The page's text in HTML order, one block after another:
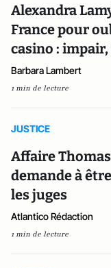
Alexandra
France pour
casino :
Barbara Lambert
1 min de lecture
JUSTICE
Affaire
demande à
les juges
Atlantico Rédaction
1 min de lecture